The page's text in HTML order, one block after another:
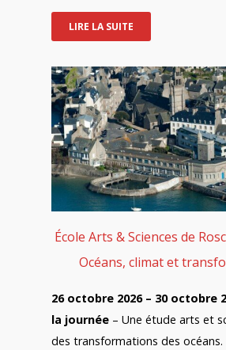
LIRE LA SUITE
École Arts & Sciences de
Océans, climat et
26 octobre 2026 – 30 octobre
la journée – Une étude arts et
des transformations des océans.